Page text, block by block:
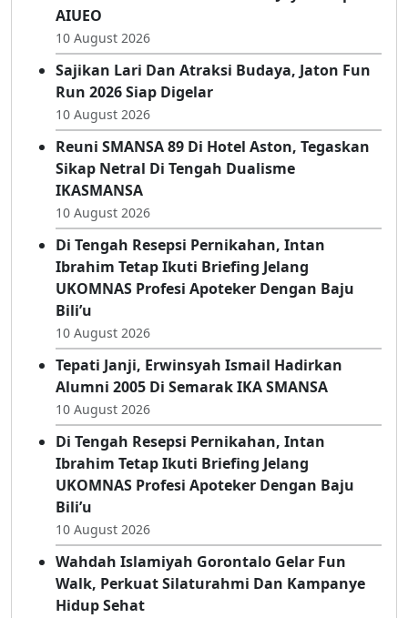
Dukung Pencegahan Komplikasi Penyakit
Tidak Menular, Poltekkes Kemenkes
Gorontalo Latih Kader Dembe Jaya Terapi
AIUEO
10 August 2026
Sajikan Lari Dan Atraksi Budaya, Jaton Fun
Run 2026 Siap Digelar
10 August 2026
Reuni SMANSA 89 Di Hotel Aston, Tegaskan
Sikap Netral Di Tengah Dualisme
IKASMANSA
10 August 2026
Di Tengah Resepsi Pernikahan, Intan
Ibrahim Tetap Ikuti Briefing Jelang
UKOMNAS Profesi Apoteker Dengan Baju
Bili’u
10 August 2026
Tepati Janji, Erwinsyah Ismail Hadirkan
Alumni 2005 Di Semarak IKA SMANSA
10 August 2026
Di Tengah Resepsi Pernikahan, Intan
Ibrahim Tetap Ikuti Briefing Jelang
UKOMNAS Profesi Apoteker Dengan Baju
Bili’u
10 August 2026